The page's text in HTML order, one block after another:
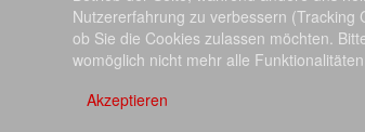
ohne größere Zwischenfälle. Die
und die einzigartige Atmosphäre
Der Erkelenzer Radsportclub
Nutzererfahrung zu verbessern (Tracking
ob Sie die Cookies zulassen möchten.
womöglich nicht mehr alle
Akzeptieren